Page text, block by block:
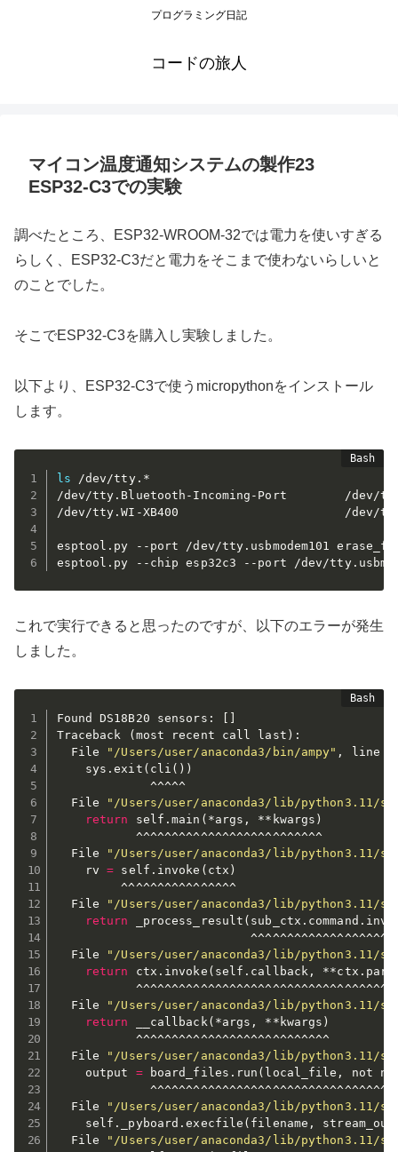
プログラミング日記
コードの旅人
マイコン温度通知システムの製作23
ESP32-C3での実験
調べたところ、ESP32-WROOM-32では電力を使いすぎる
らしく、ESP32-C3だと電力をそこまで使わないらしいと
のことでした。
そこでESP32-C3を購入し実験しました。
以下より、ESP32-C3で使うmicropythonをインストール
します。
ls /dev/tty.*
/dev/tty.Bluetooth-Incoming-Port        /dev/
/dev/tty.WI-XB400                       /dev/
esptool.py --port /dev/tty.usbmodem101
これで実行できると思ったのですが、以下のエラーが発生
しました。
Found DS18B20 sensors:
Traceback
( most recent call last ) :
  File
"/Users/user/anaconda3/bin/ampy" , line
    sys.exit
( cli ( ))
             ^^^^^
  File
"/Users/user/anaconda3/lib/python3.11/
return
self.main ( *args, **kwargs )
           ^^^^^^^^^^^^^^^^^^^^^^^^^^
  File
"/Users/user/anaconda3/lib/python3.11/
    rv
= self.invoke ( ctx )
         ^^^^^^^^^^^^^^^^
  File
"/Users/user/anaconda3/lib/python3.11/
return
_process_result (
  File
"/Users/user/anaconda3/lib/python3.11/
return
ctx.invoke ( self.callback,
  File
"/Users/user/anaconda3/lib/python3.11/
return
__callback ( *args, **kwargs )
           ^^^^^^^^^^^^^^^^^^^^^^^^^^^
  File
"/Users/user/anaconda3/lib/python3.11/
    output
= board_files.run ( local_file, not
  File
"/Users/user/anaconda3/lib/python3.11/
    self._pyboard.execfile
( filename,
  File
"/Users/user/anaconda3/lib/python3.11/